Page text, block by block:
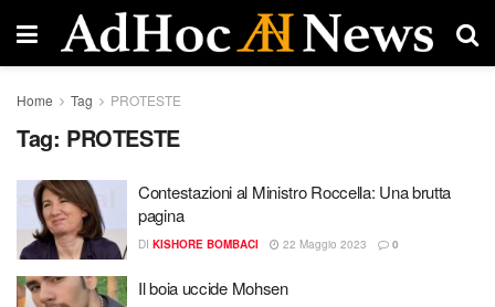
Home Tag PROTESTE
Tag: PROTESTE
Contestazioni al Ministro Roccella: Una brutta
pagina
DI KISHORE BOMBACI 22 Maggio 2023 0
Il boia uccide Mohsen